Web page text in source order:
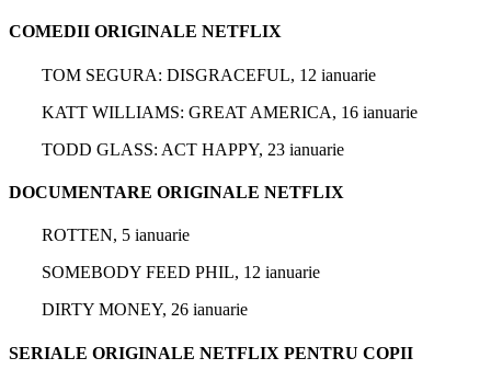
COMEDII ORIGINALE NETFLIX
TOM SEGURA: DISGRACEFUL, 12 ianuarie
KATT WILLIAMS: GREAT AMERICA, 16 ianuarie
TODD GLASS: ACT HAPPY, 23 ianuarie
DOCUMENTARE ORIGINALE NETFLIX
ROTTEN, 5 ianuarie
SOMEBODY FEED PHIL, 12 ianuarie
DIRTY MONEY, 26 ianuarie
SERIALE ORIGINALE NETFLIX PENTRU COPII